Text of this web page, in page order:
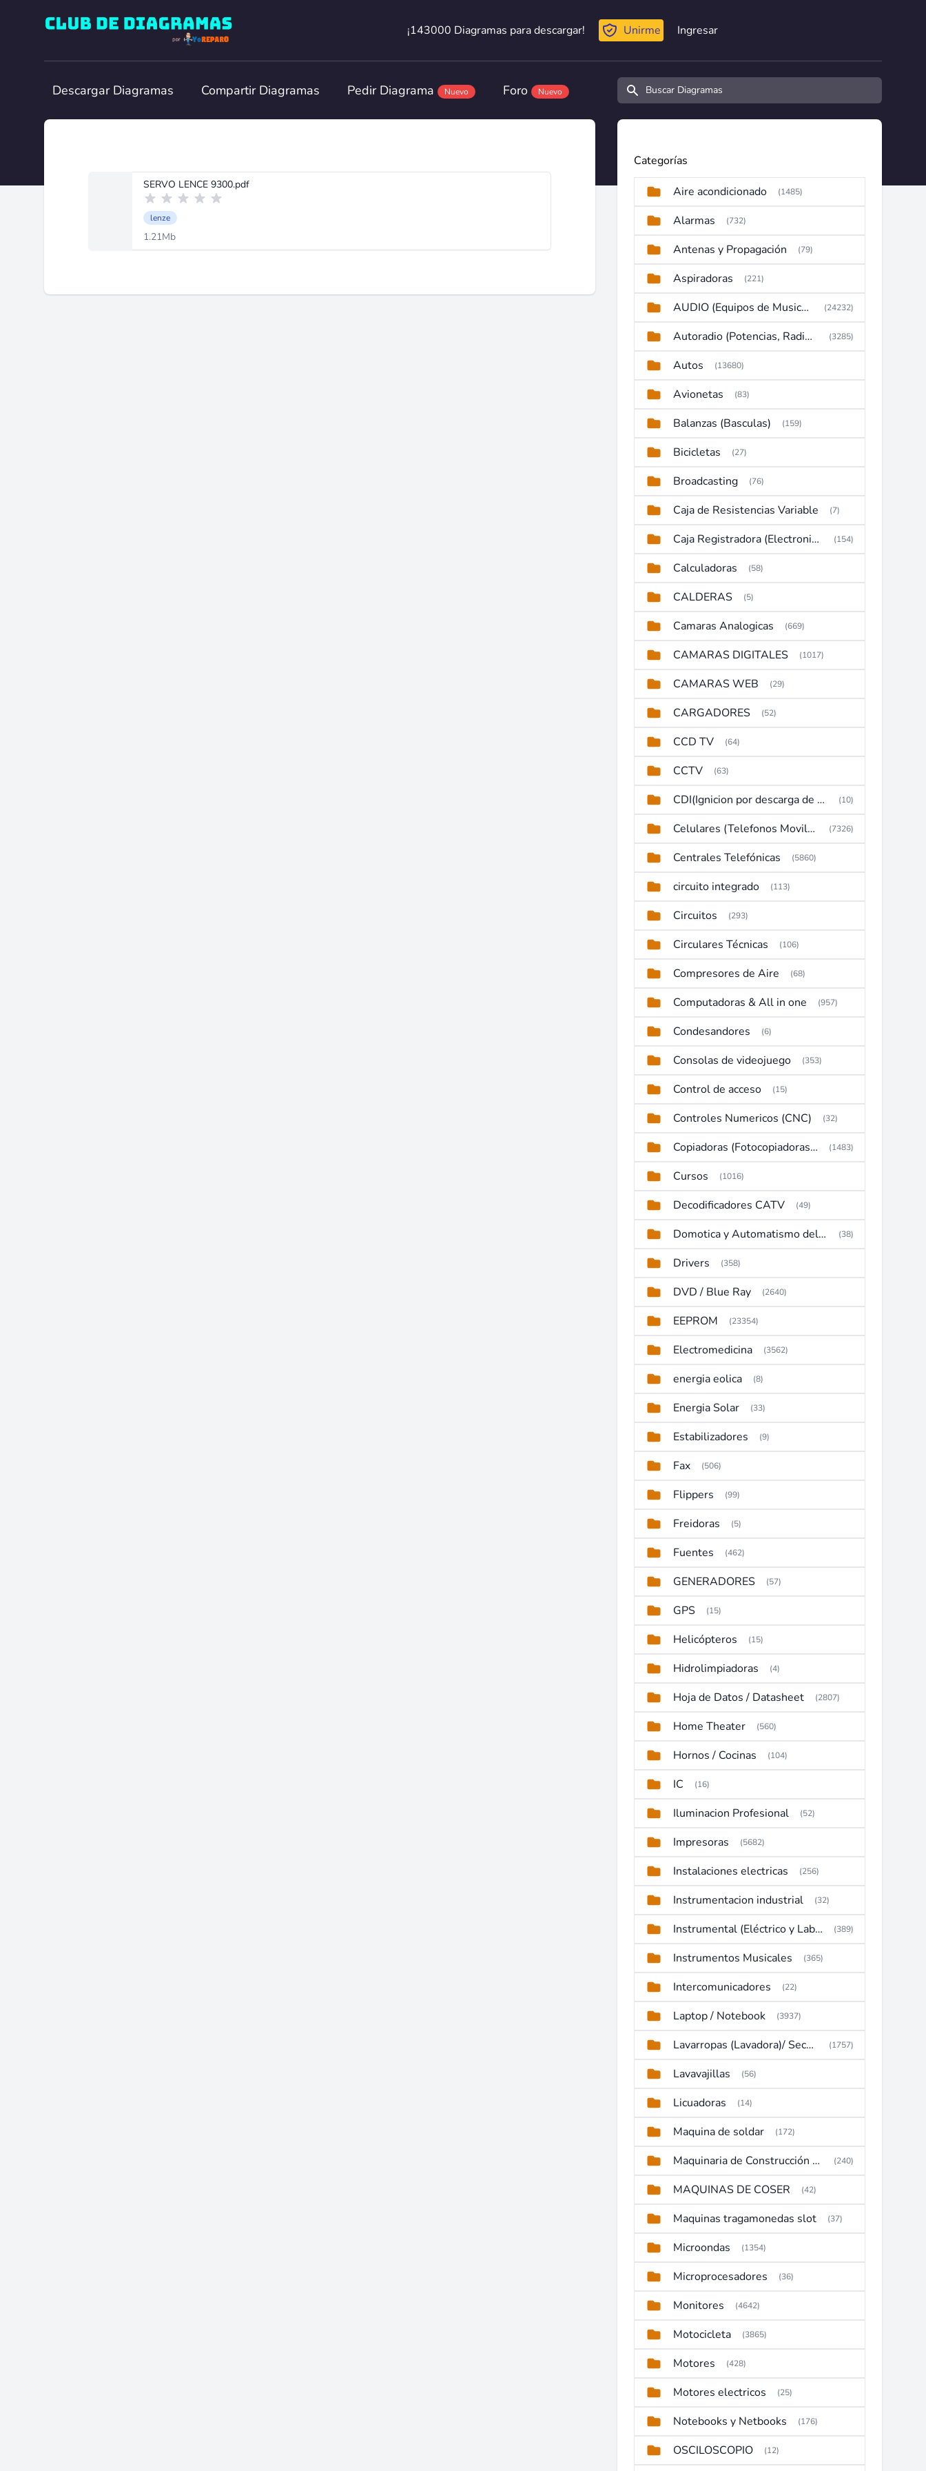
Club de Diagramas
¡143000 Diagramas para descargar!
¡143000 Diagramas para descargar! Unirme Ingresar
Descargar Diagramas Compartir Diagramas Pedir Diagrama Nuevo Foro Nuevo Buscar diagramas y manuales
SERVO LENCE 9300.pdf
lenze
1.21Mb
Categorías
Aire acondicionado (1485)
Alarmas (732)
Antenas y Propagación (79)
Aspiradoras (221)
AUDIO (Equipos de Musica, Amplificadores, Reproductores, Etc) (24232)
Autoradio (Potencias, Radios y DVD) (3285)
Autos (13680)
Avionetas (83)
Balanzas (Basculas) (159)
Bicicletas (27)
Broadcasting (76)
Caja de Resistencias Variable (7)
Caja Registradora (Electronic Cash Register) (154)
Calculadoras (58)
CALDERAS (5)
Camaras Analogicas (669)
CAMARAS DIGITALES (1017)
CAMARAS WEB (29)
CARGADORES (52)
CCD TV (64)
CCTV (63)
CDI(Ignicion por descarga de capacitor) (10)
Celulares (Telefonos Moviles) (7326)
Centrales Telefónicas (5860)
circuito integrado (113)
Circuitos (293)
Circulares Técnicas (106)
Compresores de Aire (68)
Computadoras & All in one (957)
Condesandores (6)
Consolas de videojuego (353)
Control de acceso (15)
Controles Numericos (CNC) (32)
Copiadoras (Fotocopiadoras, Multifunctions, Ploter, etc) (1483)
Cursos (1016)
Decodificadores CATV (49)
Domotica y Automatismo del hogar (38)
Drivers (358)
DVD / Blue Ray (2640)
EEPROM (23354)
Electromedicina (3562)
energia eolica (8)
Energia Solar (33)
Estabilizadores (9)
Fax (506)
Flippers (99)
Freidoras (5)
Fuentes (462)
GENERADORES (57)
GPS (15)
Helicópteros (15)
Hidrolimpiadoras (4)
Hoja de Datos / Datasheet (2807)
Home Theater (560)
Hornos / Cocinas (104)
IC (16)
Iluminacion Profesional (52)
Impresoras (5682)
Instalaciones electricas (256)
Instrumentacion industrial (32)
Instrumental (Eléctrico y Laboratorio) (389)
Instrumentos Musicales (365)
Intercomunicadores (22)
Laptop / Notebook (3937)
Lavarropas (Lavadora)/ Secadoras (1757)
Lavavajillas (56)
Licuadoras (14)
Maquina de soldar (172)
Maquinaria de Construcción (Maquinaria Pesada) (240)
MAQUINAS DE COSER (42)
Maquinas tragamonedas slot (37)
Microondas (1354)
Microprocesadores (36)
Monitores (4642)
Motocicleta (3865)
Motores (428)
Motores electricos (25)
Notebooks y Netbooks (176)
OSCILOSCOPIO (12)